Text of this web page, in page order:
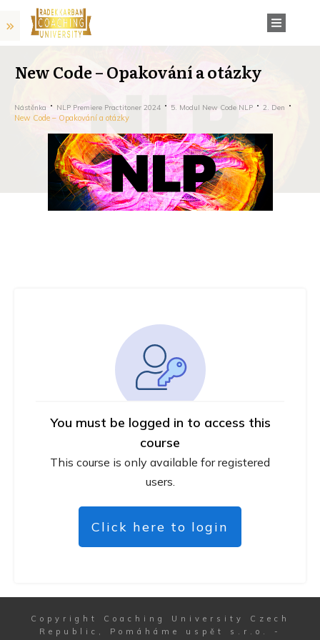
New Code – Opakování a otázky
Nástěnka NLP Premiere Practitoner 2024 5. Modul New Code NLP 2. Den
New Code – Opakování a otázky
You must be logged in to access this
course
This course is only available for registered
users.
Click here to login
Copyright
Coaching University Czech
Republic, Pomáháme uspět s.r.o.
-